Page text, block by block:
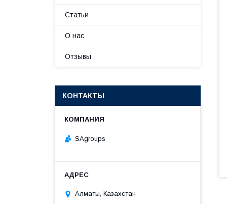
Статьи
О нас
Отзывы
КОНТАКТЫ
SAgroups
Алматы, Казахстан